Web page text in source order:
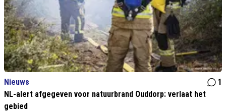
Nieuws
1
NL-alert afgegeven voor natuurbrand Ouddorp: verlaat het
gebied